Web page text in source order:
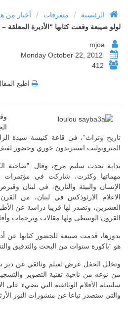
الرئيسية / متفرقات / أخبار من
لولو صيبعة وقعت كتابها “الأديرة المعلقة
412
اطبع
تاريخ وتراث”، في قاعة كنيسة سيدة
المتروبوليت اسبيريدون خوري وحضور
بداية تحدث سليم مرح، وقال :”صاحبة
مهماتها وكثرت، شاركت في مؤتمرات
الإنسان والبيئة والتاريخ، في لبنان
الاعلام الارثوذكس في لبنان، من
العشرين، وتصدر لها قريبا دراسة عن
القرون الوسطى ولها مقالات وترجمات
بدورها، قدمت صبيعة للحضور كتابها عن
هو “باكورة سنوات من البحث والتدقيق
وتخلل الحفل عرض لفيلم وثائقي عن دير
من نوعه من ناحية تقنية التصوير
سلسلة الأفلام الوثائقية التي تضيء على
والتي ستصدر تباعا عن منشورات النور